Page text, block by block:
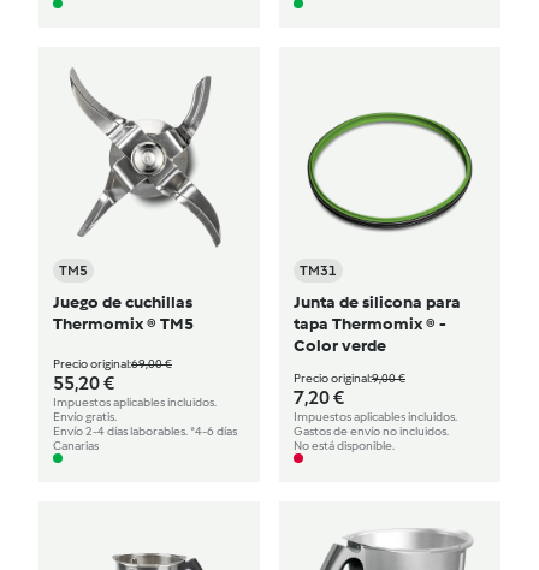
TM5
Juego de cuchillas
Thermomix ® TM5
Precio original:69,00 €
55,20 €
Impuestos aplicables incluidos.
Envío gratis.
Envío 2-4 días laborables. *4-6 días
Canarias
TM31
Junta de silicona para
tapa Thermomix ® -
Color verde
Precio original:9,00 €
7,20 €
Impuestos aplicables incluidos.
Gastos de envío no incluidos.
No está disponible.